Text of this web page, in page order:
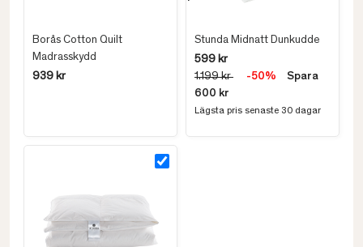
Borås Cotton Quilt
Madrasskydd
939 kr
Stunda Midnatt Dunkudde
599 kr
1.199 kr
-50%
Spara
600 kr
Lägsta pris senaste 30 dagar